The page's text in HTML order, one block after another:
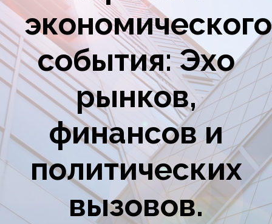
экономического
события: Эхо
рынков,
финансов и
политических
вызовов.